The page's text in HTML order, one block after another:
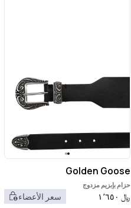
Golden Goose
حزام بإبزيم مزدوج
﷼ ١٬٦٥٠ سعر الأعضاء